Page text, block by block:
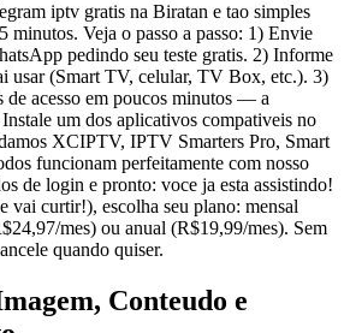
iptv gratis na Biratan e tao simples
minutos. Veja o passo a passo: 1) Envie
pedindo seu teste gratis. 2) Informe
usar (Smart TV, celular, TV Box, etc.). 3)
de acesso em poucos minutos — a
um dos aplicativos compativeis no
XCIPTV, IPTV Smarters Pro, Smart
funcionam perfeitamente com nosso
de login e pronto: voce ja esta assistindo!
vai curtir!), escolha seu plano: mensal
mes) ou anual (R$19,99/mes). Sem
quando quiser.
Conteudo e